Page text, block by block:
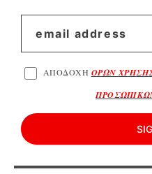
ΑΠΟΔΟΧΗ ΟΡΩΝ